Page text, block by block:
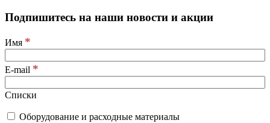
Подпишитесь на наши новости и акции
Имя *
E-mail *
Списки
Оборудование и расходные материалы